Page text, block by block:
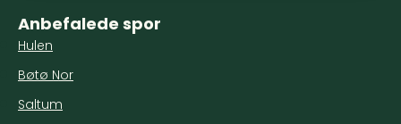
Anbefalede spor
Hulen
Bøtø Nor
Saltum